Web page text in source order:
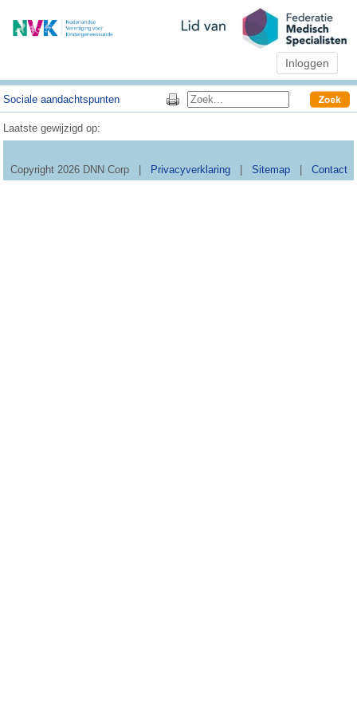
Inloggen
Sociale aandachtspunten
Laatste gewijzigd op:
Copyright 2026 DNN Corp| Privacyverklaring| Sitemap| Contact